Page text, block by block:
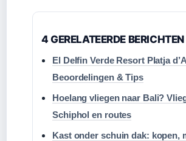
4 GERELATEERDE BERICHTEN
El Delfin Verde Resort Platja
Beoordelingen & Tips
Hoelang vliegen naar Bali?
Schiphol en routes
Kast onder schuin dak: kopen,